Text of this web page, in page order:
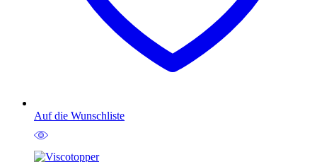
Auf die Wunschliste